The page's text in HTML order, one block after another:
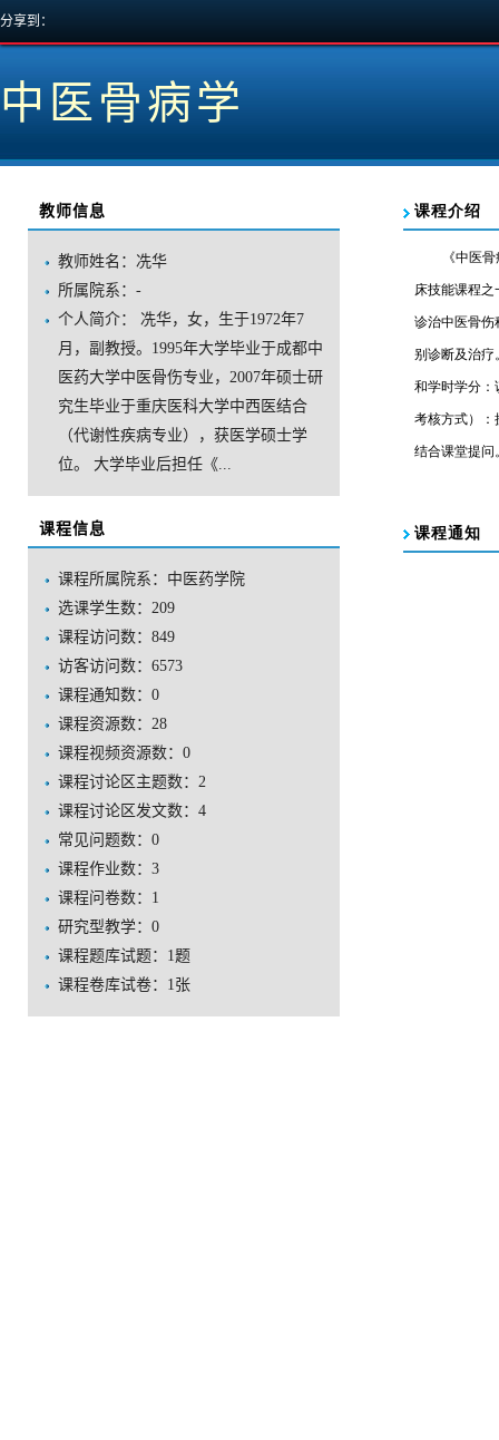
分享到：
中医骨病学
教师信息
教师姓名：冼华
所属院系：-
个人简介：冼华，女，生于1972年7
月，副教授。1995年大学毕业于成都中
医药大学中医骨伤专业，2007年硕士研
究生毕业于重庆医科大学中西医结合
（代谢性疾病专业），获医学硕士学
位。大学毕业后担任《...
课程信息
课程所属院系：中医药学院
选课学生数：209
课程访问数： 849
访客访问数： 6573
课程通知数： 0
课程资源数： 28
课程视频资源数： 0
课程讨论区主题数： 2
课程讨论区发文数： 4
常见问题数： 0
课程作业数： 3
课程问卷数： 1
研究型教学： 0
课程题库试题： 1题
课程卷库试卷： 1张